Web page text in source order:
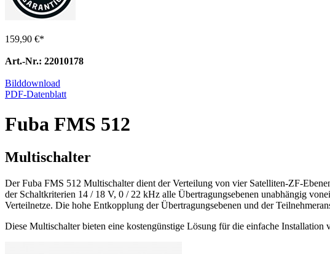
159,90 €*
Art.-Nr.: 22010178
Bilddownload
PDF-Datenblatt
Fuba FMS 512
Multischalter
Der Fuba FMS 512 Multischalter dient der Verteilung von vier Satelliten-ZF-
der Schaltkriterien 14 / 18 V, 0 / 22 kHz alle Übertragungsebenen unabhängig
Verteilnetze. Die hohe Entkopplung der Übertragungsebenen und der
Diese Multischalter bieten eine kostengünstige Lösung für die einfache